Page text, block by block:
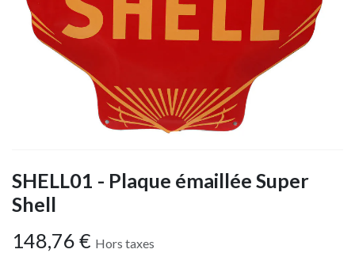
SHELL01 - Plaque émaillée Super
Shell
148,76 € Hors taxes